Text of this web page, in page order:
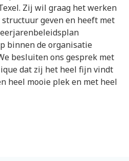
Zij wil graag het werken
geven en heeft met
binnen de organisatie
besluiten ons gesprek met
dat zij het heel fijn vindt
heel mooie plek en met heel